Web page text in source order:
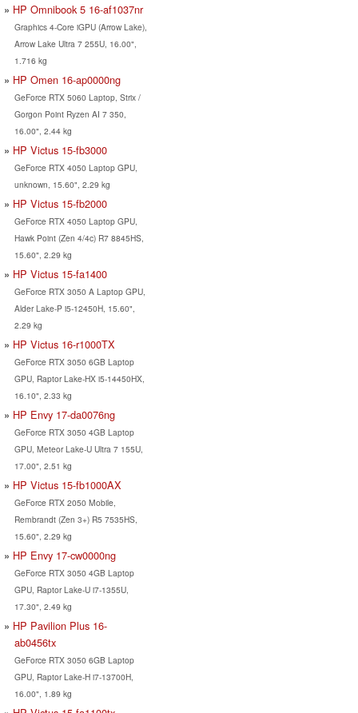
HP Omnibook 5 16-af1037nr
Graphics 4-Core iGPU (Arrow Lake),
Arrow Lake Ultra 7 255U, 16.00",
1.716 kg
HP Omen 16-ap0000ng
GeForce RTX 5060 Laptop, Strix /
Gorgon Point Ryzen AI 7 350,
16.00", 2.44 kg
HP Victus 15-fb3000
GeForce RTX 4050 Laptop GPU,
unknown, 15.60", 2.29 kg
HP Victus 15-fb2000
GeForce RTX 4050 Laptop GPU,
Hawk Point (Zen 4/4c) R7 8845HS,
15.60", 2.29 kg
HP Victus 15-fa1400
GeForce RTX 3050 A Laptop GPU,
Alder Lake-P i5-12450H, 15.60",
2.29 kg
HP Victus 16-r1000TX
GeForce RTX 3050 6GB Laptop
GPU, Raptor Lake-HX i5-14450HX,
16.10", 2.33 kg
HP Envy 17-da0076ng
GeForce RTX 3050 4GB Laptop
GPU, Meteor Lake-U Ultra 7 155U,
17.00", 2.51 kg
HP Victus 15-fb1000AX
GeForce RTX 2050 Mobile,
Rembrandt (Zen 3+) R5 7535HS,
15.60", 2.29 kg
HP Envy 17-cw0000ng
GeForce RTX 3050 4GB Laptop
GPU, Raptor Lake-U i7-1355U,
17.30", 2.49 kg
HP Pavilion Plus 16-
ab0456tx
GeForce RTX 3050 6GB Laptop
GPU, Raptor Lake-H i7-13700H,
16.00", 1.89 kg